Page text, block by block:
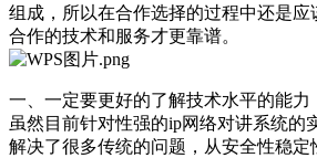
组成，所以在合作选择的过程中还是
合作的技术和服务才更靠谱。
一、一定要更好的了解技术水平的能力
虽然目前针对性强的ip网络对讲系统‍的
解决了很多传统的问题，从安全性稳